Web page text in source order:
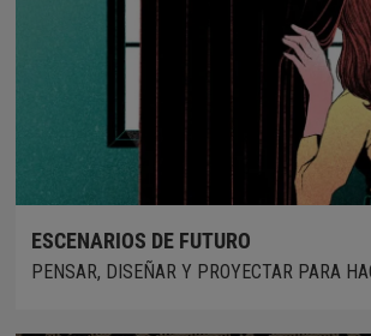
ESCENARIOS DE FUTURO
PENSAR, DISEÑAR Y PROYECTAR PARA